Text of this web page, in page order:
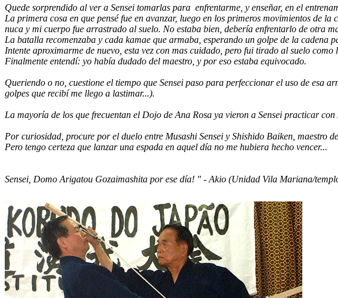
Quede sorprendido al ver a Sensei tomarlas para enfrentarme, y enseñar, en el
La primera cosa en que pensé fue en avanzar, luego en los primeros movimientos de
nuca y mi cuerpo fue arrastrado al suelo. No estaba bien, debería enfrentarlo de otra
La batalla recomenzaba y cada kamae que armaba, esperando un golpe de la
Intente aproximarme de nuevo, esta vez con mas cuidado, pero fui tirado al suelo
Finalmente entendí: yo había dudado del maestro, y por eso estaba equivocado.
Queriendo o no, cuestione el tiempo que Sensei paso para perfeccionar el uso de esa
golpes que recibí me llego a lastimar...).
La mayoría de los que frecuentan el Dojo de Ana Rosa ya vieron a Sensei practicar
Por curiosidad, procure por el duelo entre Musashi Sensei y Shishido Baiken, maestro
Pero tengo certeza que lanzar una espada en aquel día no me hubiera hecho vencer...
Sensei, Domo Arigatou Gozaimashita por ese día! " - Akio (Unidad Vila Mariana/